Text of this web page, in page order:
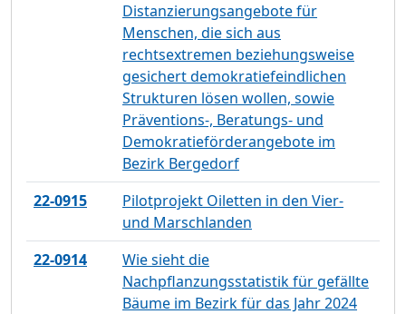
Distanzierungsangebote für
Menschen, die sich aus
rechtsextremen beziehungsweise
gesichert demokratiefeindlichen
Strukturen lösen wollen, sowie
Präventions-, Beratungs- und
Demokratieförderangebote im
Bezirk Bergedorf
22-0915
Pilotprojekt Oiletten in den Vier-
und Marschlanden
22-0914
Wie sieht die
Nachpflanzungsstatistik für gefällte
Bäume im Bezirk für das Jahr 2024